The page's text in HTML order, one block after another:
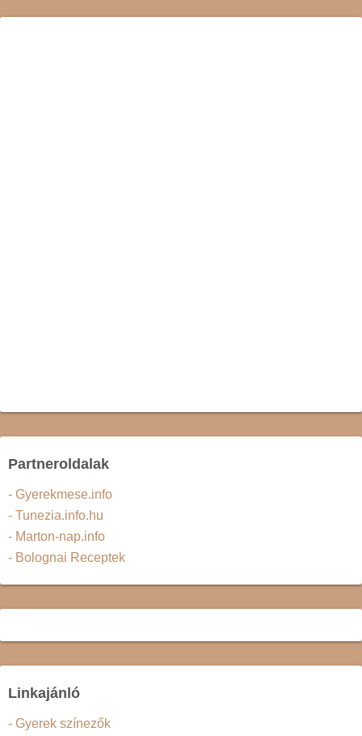
Partneroldalak
- Gyerekmese.info
- Tunezia.info.hu
- Marton-nap.info
- Bolognai Receptek
Linkajánló
- Gyerek színezők